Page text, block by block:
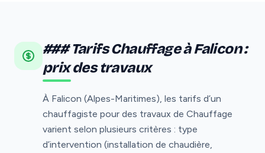
### Tarifs Chauffage à Falicon :
prix des travaux
À Falicon (Alpes-Maritimes), les tarifs d’un
chauffagiste pour des travaux de Chauffage
varient selon plusieurs critères : type
d’intervention (installation de chaudière,